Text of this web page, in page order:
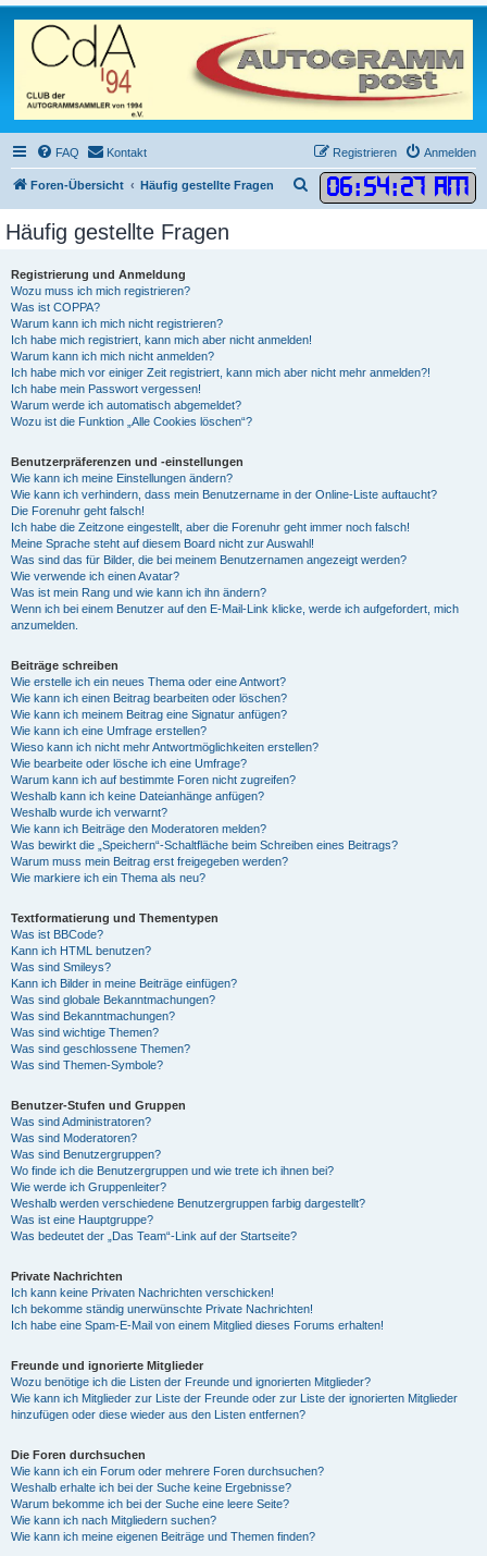
FAQ Kontakt Anmelden
Registrieren
Foren-Übersicht Häufig gestellte Fragen 06:54:28 AM
u
Häufig gestellte Fragen
Registrierung und Anmeldung
Wozu muss ich mich registrieren?
Was ist COPPA?
Warum kann ich mich nicht registrieren?
Ich habe mich registriert, kann mich aber nicht anmelden!
Warum kann ich mich nicht anmelden?
Ich habe mich vor einiger Zeit registriert, kann mich aber nicht mehr anmelden?!
Ich habe mein Passwort vergessen!
Warum werde ich automatisch abgemeldet?
Wozu ist die Funktion „Alle Cookies löschen“?
Benutzerpräferenzen und -einstellungen
Wie kann ich meine Einstellungen ändern?
Wie kann ich verhindern, dass mein Benutzername in der Online-Liste auftaucht?
Die Forenuhr geht falsch!
Ich habe die Zeitzone eingestellt, aber die Forenuhr geht immer noch falsch!
Meine Sprache steht auf diesem Board nicht zur Auswahl!
Was sind das für Bilder, die bei meinem Benutzernamen angezeigt werden?
Wie verwende ich einen Avatar?
Was ist mein Rang und wie kann ich ihn ändern?
Wenn ich bei einem Benutzer auf den E-Mail-Link klicke, werde ich aufgefordert, mich
anzumelden.
Beiträge schreiben
Wie erstelle ich ein neues Thema oder eine Antwort?
Wie kann ich einen Beitrag bearbeiten oder löschen?
Wie kann ich meinem Beitrag eine Signatur anfügen?
Wie kann ich eine Umfrage erstellen?
Wieso kann ich nicht mehr Antwortmöglichkeiten erstellen?
Wie bearbeite oder lösche ich eine Umfrage?
Warum kann ich auf bestimmte Foren nicht zugreifen?
Weshalb kann ich keine Dateianhänge anfügen?
Weshalb wurde ich verwarnt?
Wie kann ich Beiträge den Moderatoren melden?
Was bewirkt die „Speichern“-Schaltfläche beim Schreiben eines Beitrags?
Warum muss mein Beitrag erst freigegeben werden?
Wie markiere ich ein Thema als neu?
Textformatierung und Thementypen
Was ist BBCode?
Kann ich HTML benutzen?
Was sind Smileys?
Kann ich Bilder in meine Beiträge einfügen?
Was sind globale Bekanntmachungen?
Was sind Bekanntmachungen?
Was sind wichtige Themen?
Was sind geschlossene Themen?
Was sind Themen-Symbole?
Benutzer-Stufen und Gruppen
Was sind Administratoren?
Was sind Moderatoren?
Was sind Benutzergruppen?
Wo finde ich die Benutzergruppen und wie trete ich ihnen bei?
Wie werde ich Gruppenleiter?
Weshalb werden verschiedene Benutzergruppen farbig dargestellt?
Was ist eine Hauptgruppe?
Was bedeutet der „Das Team“-Link auf der Startseite?
Private Nachrichten
Ich kann keine Privaten Nachrichten verschicken!
Ich bekomme ständig unerwünschte Private Nachrichten!
Ich habe eine Spam-E-Mail von einem Mitglied dieses Forums erhalten!
Freunde und ignorierte Mitglieder
Wozu benötige ich die Listen der Freunde und ignorierten Mitglieder?
Wie kann ich Mitglieder zur Liste der Freunde oder zur Liste der ignorierten Mitglieder
hinzufügen oder diese wieder aus den Listen entfernen?
Die Foren durchsuchen
Wie kann ich ein Forum oder mehrere Foren durchsuchen?
Weshalb erhalte ich bei der Suche keine Ergebnisse?
Warum bekomme ich bei der Suche eine leere Seite?
Wie kann ich nach Mitgliedern suchen?
Wie kann ich meine eigenen Beiträge und Themen finden?